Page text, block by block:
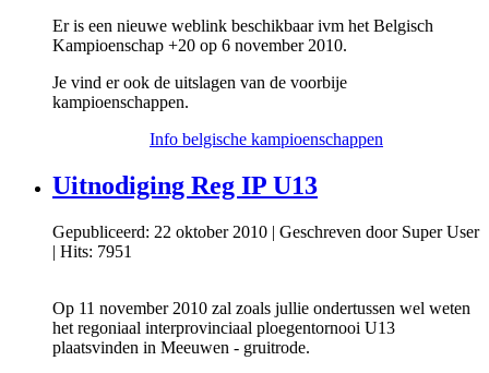
Er is een nieuwe weblink beschikbaar ivm het Belgisch
Kampioenschap +20 op 6 november 2010.
Je vind er ook de uitslagen van de voorbije
kampioenschappen.
Info belgische kampioenschappen
Uitnodiging Reg IP U13
Gepubliceerd: 22 oktober 2010 | Geschreven door Super User
| Hits: 7951
Op 11 november 2010 zal zoals jullie ondertussen wel weten
het regoniaal interprovinciaal ploegentornooi U13
plaatsvinden in Meeuwen - gruitrode.